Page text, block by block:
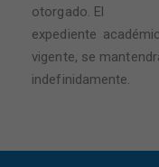
otorgado. El
expediente
vigente, se
indefinidamente.